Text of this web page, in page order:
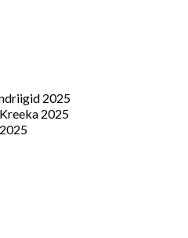
2025
2025